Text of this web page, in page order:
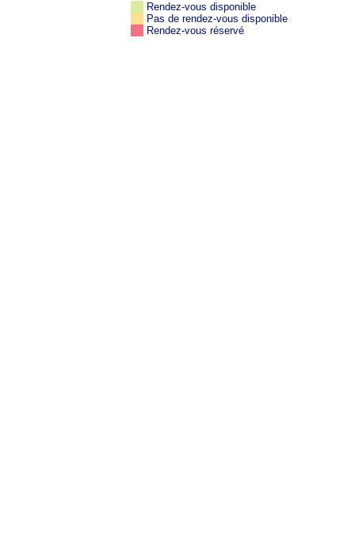
Rendez-vous disponible
Pas de rendez-vous disponible
Rendez-vous réservé